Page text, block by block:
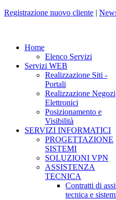
Registrazione nuovo cliente |
Home
Elenco Servizi
Servizi WEB
Realizzazione Siti -
Portali
Realizzazione Negozi
Elettronici
Posizionamento e
Visibilità
SERVIZI INFORMATICI
PROGETTAZIONE
SISTEMI
SOLUZIONI VPN
ASSISTENZA
TECNICA
Contratti di
tecnica e